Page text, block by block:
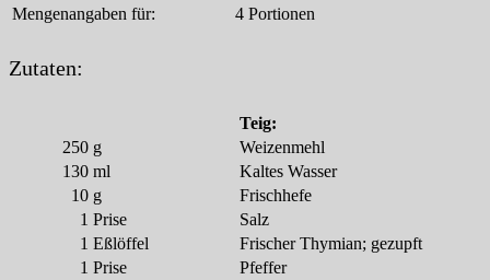
Mengenangaben für:
4 Portionen
Zutaten:
Teig:
250 g
Weizenmehl
130 ml
Kaltes Wasser
10 g
Frischhefe
1 Prise
Salz
1 Eßlöffel
Frischer Thymian; gezupft
1 Prise
Pfeffer